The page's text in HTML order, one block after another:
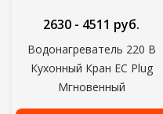
Водонагреватель 220 В
Кухонный Кран ЕС Plug
Мгновенный
Водонагреватель 3000 Вт
2630 - 4511 руб.